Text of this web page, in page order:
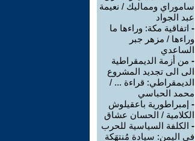
ساموراي ومماليك / نعيمة
عبد الجواد
- اتفاقية مكة: وراءها ما
وراءها / مزهر جبر
الساعدي
- من أزمة الديمقراطية
الى الى تجديد المشروع
الديمقراطي: قراءة ... /
محمد الحباسي
- إمبراطورية باعقيلوش
الكلامية / الحسان عشاق
- الكلفة السياسية للحرب
في اليمن: سيادة مُنتهَكة